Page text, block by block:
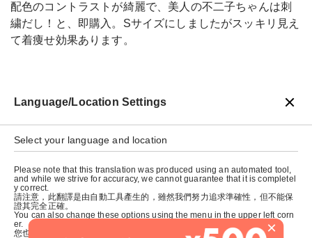
配色のコントラストが綺麗で、美人の不二子ちゃんは刺
繍だし！と、即購入。Sサイズにしましたがスッキリ見え
て着痩せ効果あります。
×
Language/Location Settings
Select your language and location
Please note that this translation was produced using an automated tool,
and while we strive for accuracy, we cannot guarantee that it is completel
y correct.
請注意，此翻譯是由自動工具產生的，雖然我們努力追求準確性，但不能保
證其完全正確。
You can also change these options using the menu in the upper left corn
er.
您也可以使用左上角的選單來更改這些選項。